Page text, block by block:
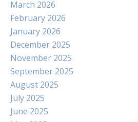
March 2026
February 2026
January 2026
December 2025
November 2025
September 2025
August 2025
July 2025
June 2025